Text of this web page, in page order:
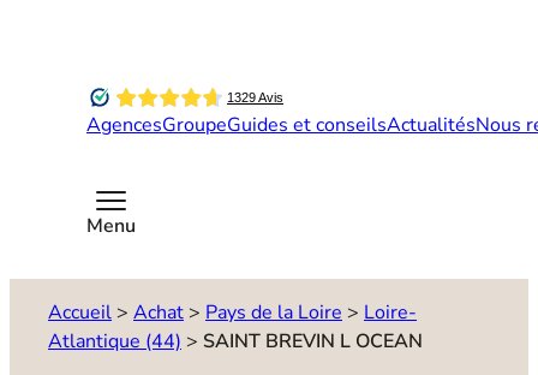
AgencesGroupeGuides et conseilsActualitésNous
Menu
Accueil > Achat > Pays de la Loire > Loire-
Atlantique (44) > SAINT BREVIN L OCEAN